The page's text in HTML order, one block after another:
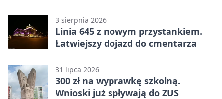
3 sierpnia 2026
Linia 645 z nowym przystankiem.
Łatwiejszy dojazd do cmentarza
31 lipca 2026
300 zł na wyprawkę szkolną.
Wnioski już spływają do ZUS